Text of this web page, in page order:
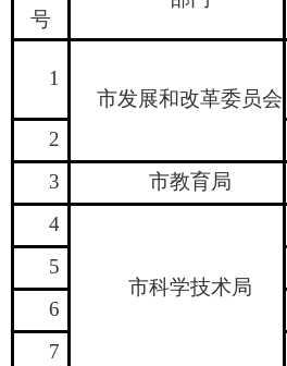
号
1
市发展和改革委员会
2
3
市教育局
4
市科学技术局
5
6
7